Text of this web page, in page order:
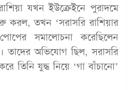
যখন ইউক্রেইনে পুরাদমে
করল, তখন ‘সরাসরি রাশিয়ার
সমালোচনা করেছিলেন
তাদের অভিযোগ ছিল, সরাসরি
তিনি যুদ্ধ নিয়ে ‘গা বাঁচানো’